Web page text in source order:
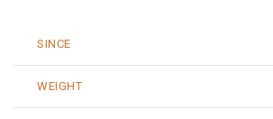
SINCE
WEIGHT